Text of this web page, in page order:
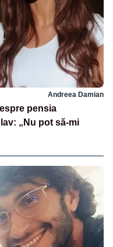
Andreea Damian
pensia
„Nu pot să-mi